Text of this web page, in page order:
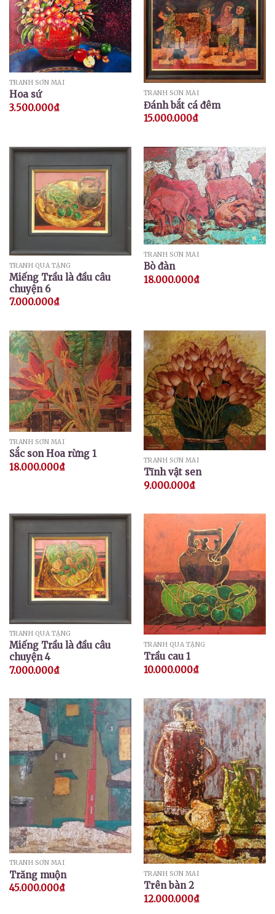
TRANH SƠN MÀI
Hoa sứ
3.500.000₫
TRANH SƠN MÀI
Đánh bắt cá đêm
15.000.000₫
TRANH QUÀ TẶNG
Miếng Trầu là đầu câu
chuyện 6
7.000.000₫
TRANH SƠN MÀI
Bò đàn
18.000.000₫
TRANH SƠN MÀI
Sắc son Hoa rừng 1
18.000.000₫
TRANH SƠN MÀI
Tĩnh vật sen
9.000.000₫
TRANH QUÀ TẶNG
Miếng Trầu là đầu câu
chuyện 4
7.000.000₫
TRANH QUÀ TẶNG
Trầu cau 1
10.000.000₫
TRANH SƠN MÀI
Trăng muộn
45.000.000₫
TRANH SƠN MÀI
Trên bàn 2
12.000.000₫